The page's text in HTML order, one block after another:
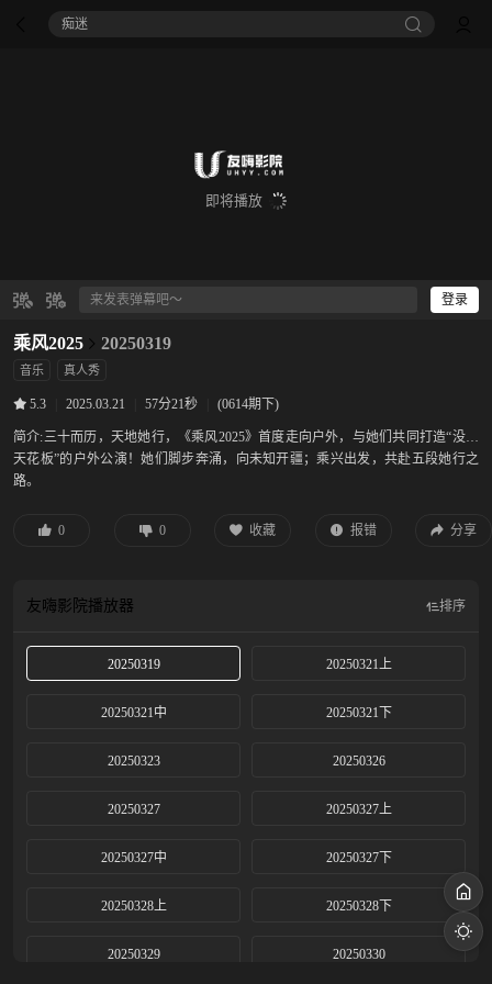
痴迷
即将播放
登录
乘风2025 20250319
音乐 真人秀
5.3 2025.03.21 57分21秒 (0614期下)
简介:三十而历，天地她行，《乘风2025》首度走向户外，与她们共同打造“没有
天花板”的户外公演！她们脚步奔涌，向未知开疆；乘兴出发，共赴五段她行之
路。
0 0 收藏 报错 分享
友嗨影院播放器 排序
20250319 20250321上
20250321中 20250321下
20250323 20250326
20250327 20250327上
20250327中 20250327下
20250328上 20250328下
20250329 20250330